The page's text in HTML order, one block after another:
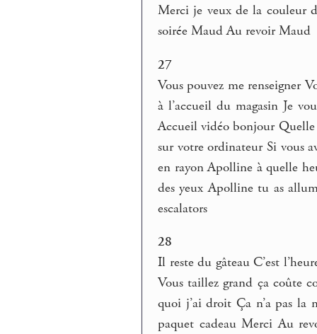
Merci je veux de la couleur
soirée Maud Au revoir Maud
27
Vous pouvez me renseigner
à l’accueil du magasin Je
Accueil vidéo bonjour
sur votre ordinateur Si vous
en rayon Apolline à quelle
des yeux Apolline tu as
escalators
28
Il reste du gâteau C’est
Vous taillez grand ça coûte
quoi j’ai droit Ça n’a pas la
paquet cadeau Merci Au